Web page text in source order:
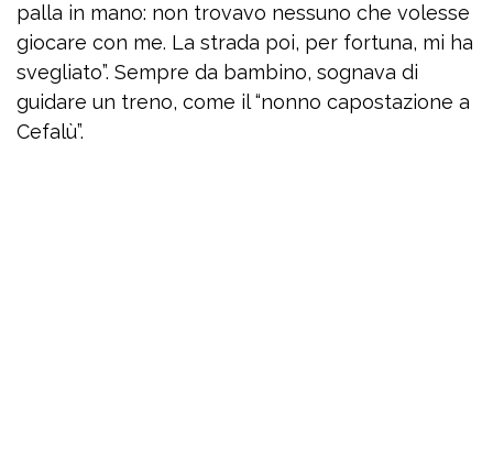
palla in mano: non trovavo nessuno che volesse
giocare con me. La strada poi, per fortuna, mi ha
svegliato”. Sempre da bambino, sognava di
guidare un treno, come il “nonno capostazione a
Cefalù”.